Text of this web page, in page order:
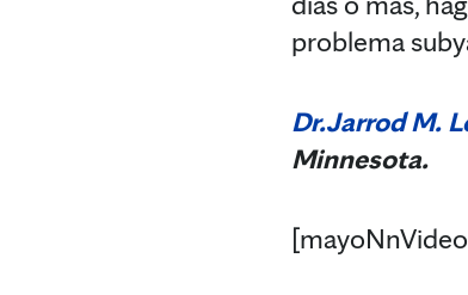
problema
Dr.Jarrod M.
Minnesota.